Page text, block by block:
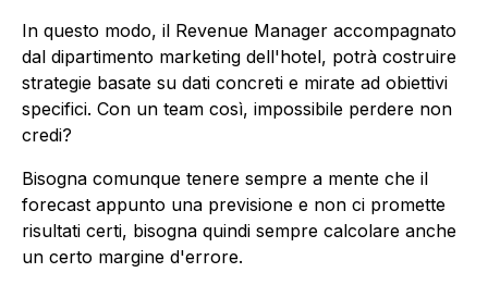
In questo modo, il Revenue Manager accompagnato
dal dipartimento marketing dell'hotel, potrà costruire
strategie basate su dati concreti e mirate ad obiettivi
specifici. Con un team così, impossibile perdere non
credi?
Bisogna comunque tenere sempre a mente che il
forecast appunto una previsione e non ci promette
risultati certi, bisogna quindi sempre calcolare anche
un certo margine d'errore.